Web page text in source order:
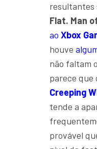
resultantes
Flat. Man
ao Xbox
houve
não faltam
parece que
Creeping
tende a
provável